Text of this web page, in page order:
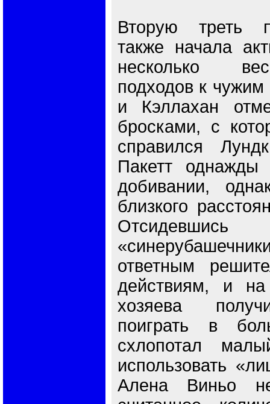
Вторую треть
также начала
несколько
подходов к
и Кэллахан
бросками, с
справился
Пакетт
добивании,
близкого
ответным
действиям, и на
хозяева
поиграть в
схлопотал
использовать
Алена Виньо